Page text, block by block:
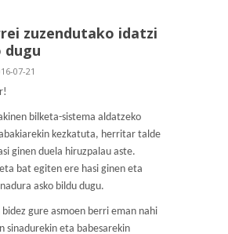
zuzendutako idatzi
dugu
07-21
bilketa-sistema aldatzeko
kezkatuta, herritar talde
ginen duela hiruzpalau aste.
bat egiten ere hasi ginen eta
asko bildu dugu.
gure asmoen berri eman nahi
sinadurekin eta babesarekin